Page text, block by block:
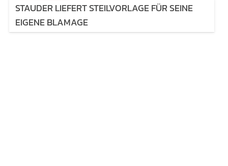
STAUDER LIEFERT STEILVORLAGE FÜR SEINE
EIGENE BLAMAGE